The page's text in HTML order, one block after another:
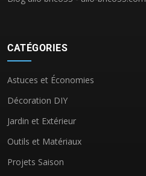
CATÉGORIES
Astuces et Économies
Décoration DIY
Jardin et Extérieur
Outils et Matériaux
Projets Saison